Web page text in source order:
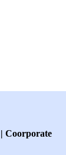
Coorporate